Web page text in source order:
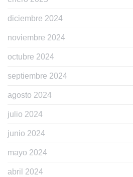
diciembre 2024
noviembre 2024
octubre 2024
septiembre 2024
agosto 2024
julio 2024
junio 2024
mayo 2024
abril 2024